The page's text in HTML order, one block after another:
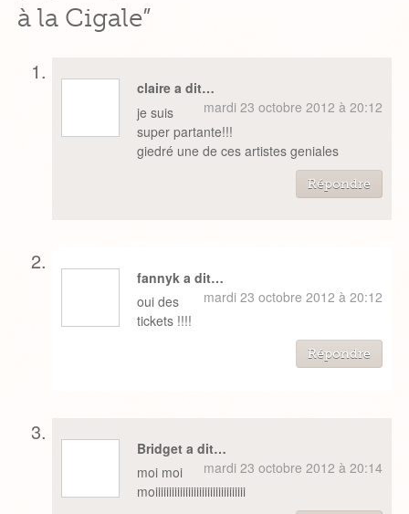
à la Cigale”
claire a dit…
mardi 23 octobre 2012 à 20:12
je suis
super partante!!!
giedré une de ces artistes geniales
Répondre
fannyk a dit…
mardi 23 octobre 2012 à 20:12
oui des
tickets !!!!
Répondre
Bridget a dit…
mardi 23 octobre 2012 à 20:14
moi moi
moiiiiiiiiiiiiiiiiiiiiiiiiiiiiiiiii